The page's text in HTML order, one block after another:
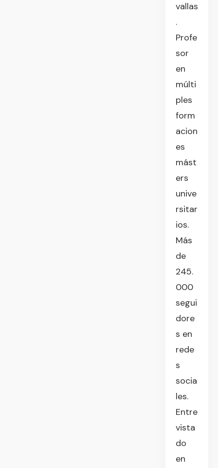
vallas
.
Profe
sor
en
múlti
ples
form
acion
es
mást
ers
unive
rsitar
ios.
Más
de
245.
000
segui
dore
s en
rede
s
socia
les.
Entre
vista
do
en